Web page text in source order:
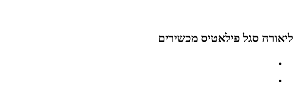
ליאורה סגל פילאטיס מכשירים